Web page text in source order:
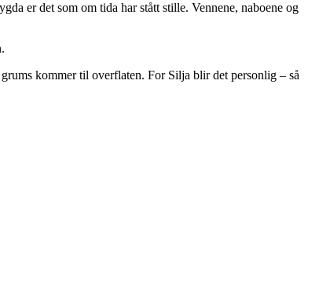
er det som om tida har stått stille. Vennene, naboene og
kommer til overflaten. For Silja blir det personlig – så